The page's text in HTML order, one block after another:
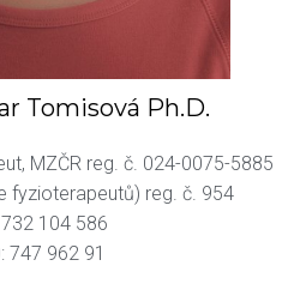
Tomisová Ph.D.
MZČR reg. č. 024-0075-5885
fyzioterapeutů) reg. č. 954
104 586
747 962 91